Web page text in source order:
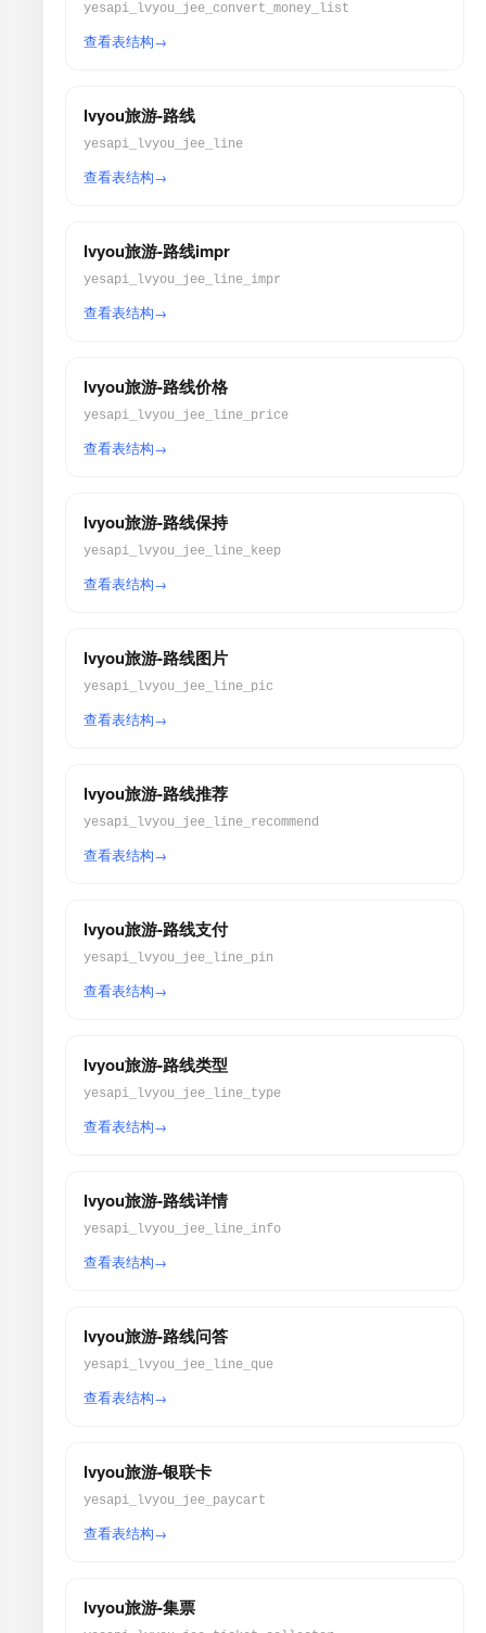
yesapi_lvyou_jee_convert_money_list
查看表结构
lvyou旅游-路线
yesapi_lvyou_jee_line
查看表结构
lvyou旅游-路线impr
yesapi_lvyou_jee_line_impr
查看表结构
lvyou旅游-路线价格
yesapi_lvyou_jee_line_price
查看表结构
lvyou旅游-路线保持
yesapi_lvyou_jee_line_keep
查看表结构
lvyou旅游-路线图片
yesapi_lvyou_jee_line_pic
查看表结构
lvyou旅游-路线推荐
yesapi_lvyou_jee_line_recommend
查看表结构
lvyou旅游-路线支付
yesapi_lvyou_jee_line_pin
查看表结构
lvyou旅游-路线类型
yesapi_lvyou_jee_line_type
查看表结构
lvyou旅游-路线详情
yesapi_lvyou_jee_line_info
查看表结构
lvyou旅游-路线问答
yesapi_lvyou_jee_line_que
查看表结构
lvyou旅游-银联卡
yesapi_lvyou_jee_paycart
查看表结构
lvyou旅游-集票